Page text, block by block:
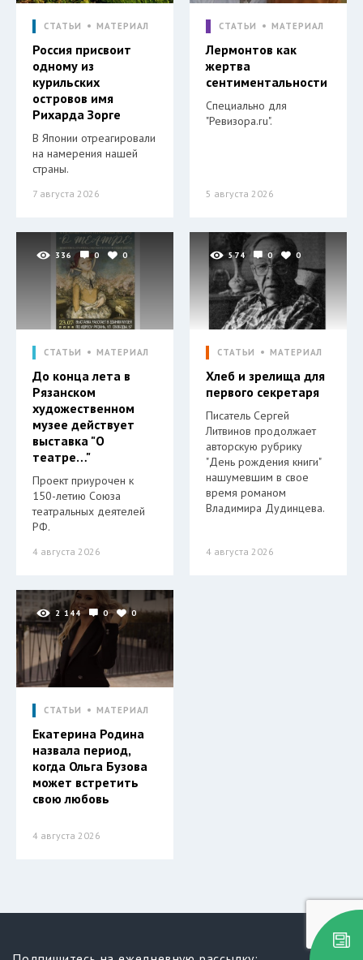
СТАТЬИ МАТЕРИАЛ
Россия присвоит
одному из
курильских
островов имя
Рихарда Зорге
В Японии отреагировали
на намерения нашей
страны.
7 августа 2026
СТАТЬИ МАТЕРИАЛ
Лермонтов как
жертва
сентиментальности
Специально для
"Ревизора.ru".
5 августа 2026
336 0 0
СТАТЬИ МАТЕРИАЛ
До конца лета в
Рязанском
художественном
музее действует
выставка "О
театре…"
Проект приурочен к
150-летию Союза
театральных деятелей
РФ.
4 августа 2026
574 0 0
СТАТЬИ МАТЕРИАЛ
Хлеб и зрелища для
первого секретаря
Писатель Сергей
Литвинов продолжает
авторскую рубрику
"День рождения книги"
нашумевшим в свое
время романом
Владимира Дудинцева.
4 августа 2026
2 144 0 0
СТАТЬИ МАТЕРИАЛ
Екатерина Родина
назвала период,
когда Ольга Бузова
может встретить
свою любовь
4 августа 2026